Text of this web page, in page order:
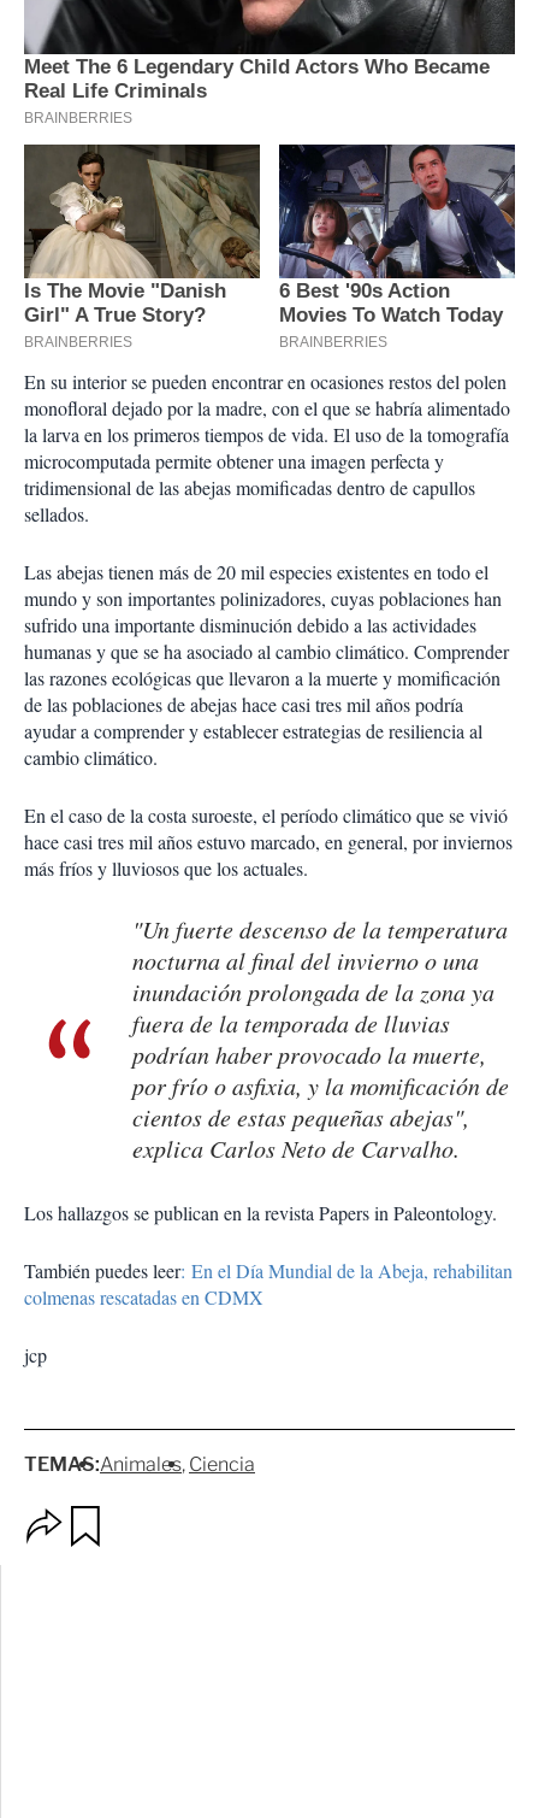
En su interior se pueden encontrar en ocasiones restos del polen
monofloral dejado por la madre, con el que se habría alimentado
la larva en los primeros tiempos de vida. El uso de la tomografía
microcomputada permite obtener una imagen perfecta y
tridimensional de las abejas momificadas dentro de capullos
sellados.
Las abejas tienen más de 20 mil especies existentes en todo el
mundo y son importantes polinizadores, cuyas poblaciones han
sufrido una importante disminución debido a las actividades
humanas y que se ha asociado al cambio climático. Comprender
las razones ecológicas que llevaron a la muerte y momificación
de las poblaciones de abejas hace casi tres mil años podría
ayudar a comprender y establecer estrategias de resiliencia al
cambio climático.
En el caso de la costa suroeste, el período climático que se vivió
hace casi tres mil años estuvo marcado, en general, por inviernos
más fríos y lluviosos que los actuales.
"Un fuerte descenso de la temperatura
nocturna al final del invierno o una
inundación prolongada de la zona ya
fuera de la temporada de lluvias
podrían haber provocado la muerte,
por frío o asfixia, y la momificación de
cientos de estas pequeñas abejas",
explica Carlos Neto de Carvalho.
Los hallazgos se publican en la revista Papers in Paleontology.
También puedes leer: En el Día Mundial de la Abeja, rehabilitan
colmenas rescatadas en CDMX
jcp
TEMAS:Animales Ciencia